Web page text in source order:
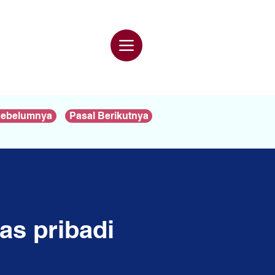
Pasal Berikutnya
pribadi